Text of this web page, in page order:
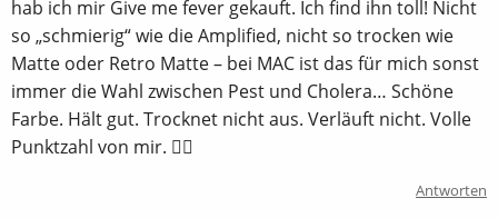
hab ich mir Give me fever gekauft. Ich find ihn toll! Nicht
so „schmierig“ wie die Amplified, nicht so trocken wie
Matte oder Retro Matte – bei MAC ist das für mich sonst
immer die Wahl zwischen Pest und Cholera… Schöne
Farbe. Hält gut. Trocknet nicht aus. Verläuft nicht. Volle
Punktzahl von mir. 👍🏻
Antworten